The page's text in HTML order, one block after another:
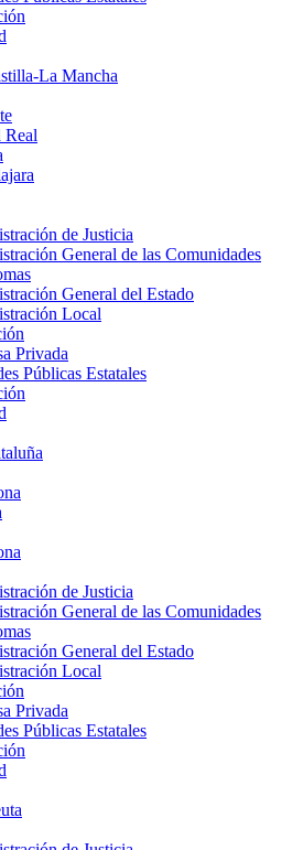
La Mancha
Real
de Justicia
General de las Comunidades
General del Estado
Local
Privada
Públicas Estatales
de Justicia
General de las Comunidades
General del Estado
Local
Privada
Públicas Estatales